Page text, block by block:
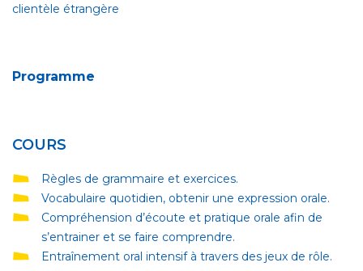
clientèle étrangère
Programme
COURS
Règles de grammaire et exercices.
Vocabulaire quotidien, obtenir une expression orale.
Compréhension d’écoute et pratique orale afin de
s’entrainer et se faire comprendre.
Entraînement oral intensif à travers des jeux de rôle.